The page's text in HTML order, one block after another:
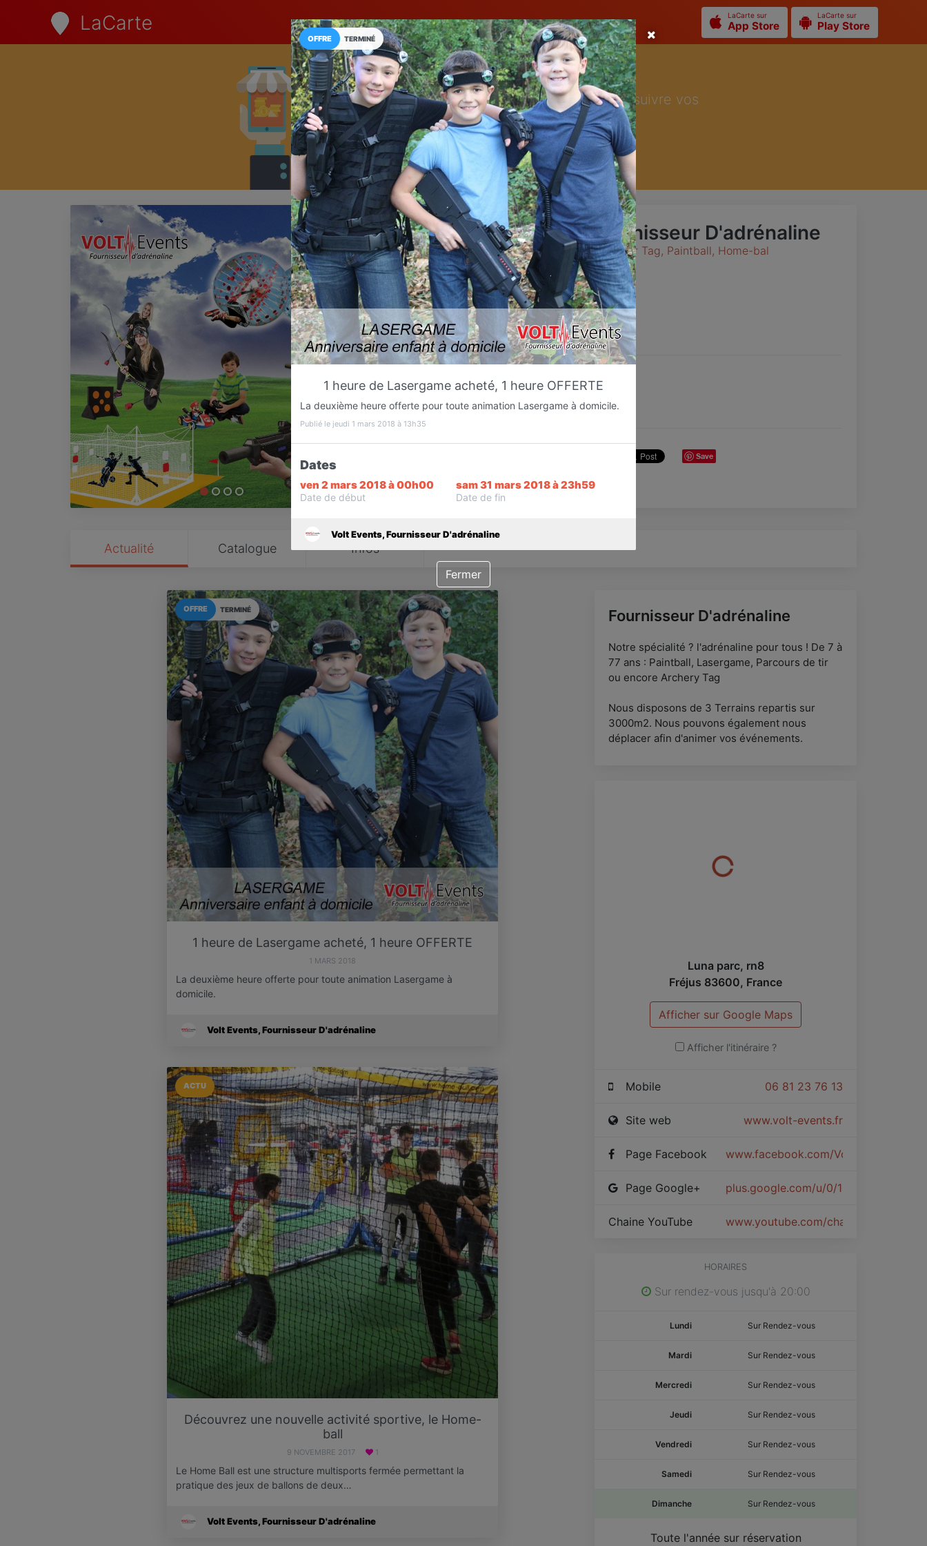
LaCarte LaCarte sur
App Store
LaCarte sur
Play Store
Installez l'App LaCarte
Téléchargez gratuitement l'app LaCarte pour suivre vos
commerces favoris et ne rien rater !
Télécharger Plus tard
Volt Events, Fournisseur D'adrénaline
Bubble foot, Archery tag, Laser Tag, Paintball, Home-bal
Fréjus
Favori Contacter
Sur rendez-vous jusqu'à 20:00
Save
Actualité Catalogue Infos
TERMINÉ
OFFRE
1 heure de Lasergame acheté, 1 heure OFFERTE
1 MARS 2018
La deuxième heure offerte pour toute animation Lasergame à
domicile.
Volt Events, Fournisseur D'adrénaline
ACTU
Découvrez une nouvelle activité sportive, le Home-
ball
9 NOVEMBRE 2017 1
Le Home Ball est une structure multisports fermée permettant la
pratique des jeux de ballons de deux…
Volt Events, Fournisseur D'adrénaline
Fournisseur D'adrénaline
Notre spécialité ? l'adrénaline pour tous ! De 7 à
77 ans : Paintball, Lasergame, Parcours de tir
ou encore Archery Tag
Nous disposons de 3 Terrains repartis sur
3000m2. Nous pouvons également nous
déplacer afin d'animer vos événements.
Luna parc, rn8
Fréjus 83600, France
Afficher sur Google Maps
Afficher l'itinéraire ?
06 81 23 76 13
Mobile
www.volt-events.fr
Site web
www.facebook.com/Volt-Events-
Page Facebook
plus.google.com/u/0/
Page Google+
www.youtube.com/channel/
Chaine YouTube
HORAIRES
Sur rendez-vous jusqu'à 20:00
Lundi Sur Rendez-vous
Mardi Sur Rendez-vous
Mercredi Sur Rendez-vous
Jeudi Sur Rendez-vous
Vendredi Sur Rendez-vous
Samedi Sur Rendez-vous
Dimanche Sur Rendez-vous
Toute l'année sur réservation
TERMINÉ
OFFRE
1 heure de Lasergame acheté, 1 heure OFFERTE
La deuxième heure offerte pour toute animation Lasergame à domicile.
Publié le jeudi 1 mars 2018 à 13h35
Dates
ven 2 mars 2018 à 00h00
Date de début
sam 31 mars 2018 à 23h59
Date de fin
Volt Events, Fournisseur D'adrénaline
Fermer